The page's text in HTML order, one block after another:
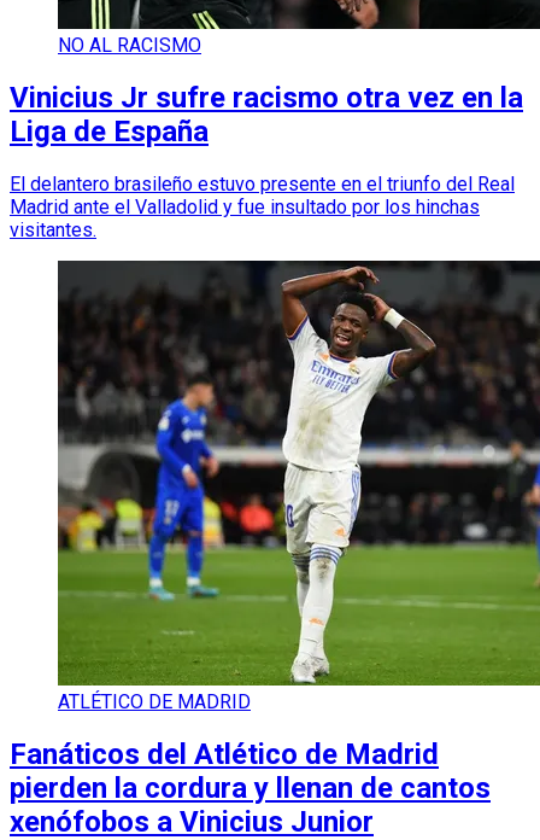
NO AL RACISMO
Vinicius Jr sufre racismo otra vez en la
Liga de España
El delantero brasileño estuvo presente en el triunfo del Real
Madrid ante el Valladolid y fue insultado por los hinchas
visitantes.
ATLÉTICO DE MADRID
Fanáticos del Atlético de Madrid
pierden la cordura y llenan de cantos
xenófobos a Vinicius Junior